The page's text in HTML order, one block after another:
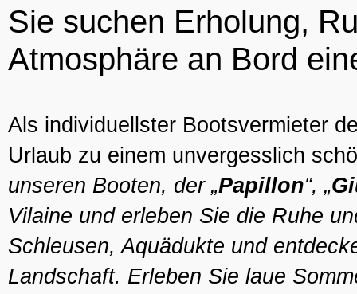
Sie suchen Erholung,
Atmosphäre an Bord
Als individuellster Bootsvermieter
Urlaub zu einem unvergesslich
unseren Booten, der „Papillon“, „
Vilaine und erleben Sie die Ruhe
Schleusen, Aquädukte und
Landschaft. Erleben Sie laue